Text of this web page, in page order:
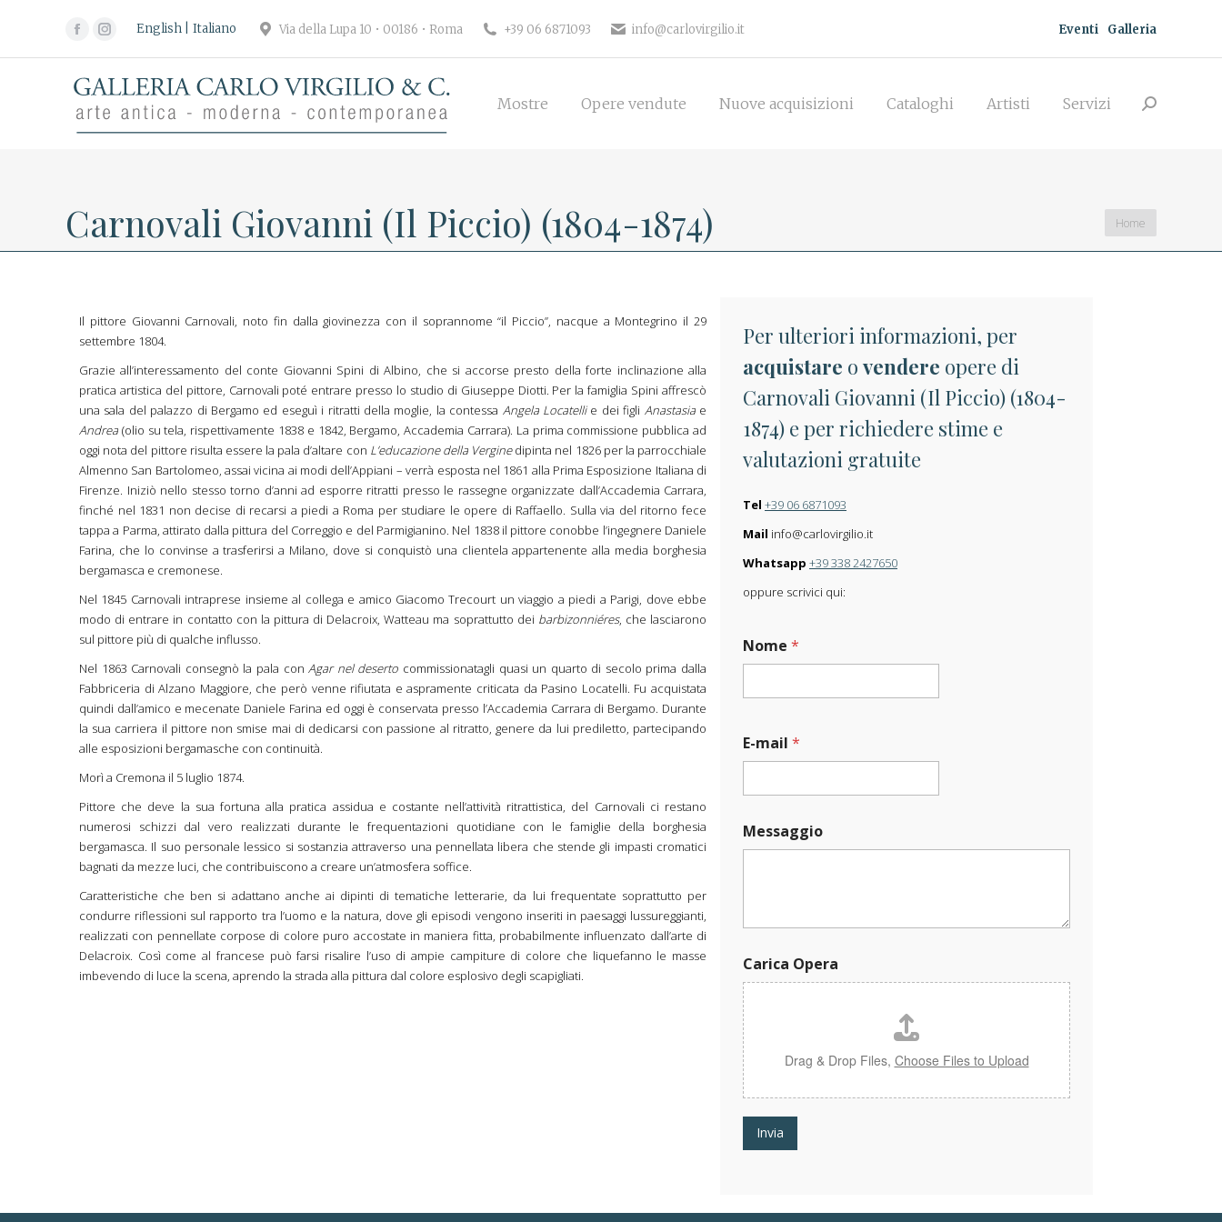
Facebook
page
opens
in
new
Instagram
page
opens
in
new
English Italiano Via della Lupa 10 • 00186 • Roma +39 06 6871093 info@carlovirgilio.it Eventi Galleria
Mostre Opere vendute Nuove acquisizioni Cataloghi Artisti Servizi Search:
Carnovali Giovanni (Il Piccio) (1804-1874) You are here:
Home
Il pittore Giovanni Carnovali, noto fin dalla giovinezza con il soprannome “il Piccio”, nacque a Montegrino il 29
settembre 1804.
Grazie all’interessamento del conte Giovanni Spini di Albino, che si accorse presto della forte inclinazione alla
pratica artistica del pittore, Carnovali poté entrare presso lo studio di Giuseppe Diotti. Per la famiglia Spini affrescò
una sala del palazzo di Bergamo ed eseguì i ritratti della moglie, la contessa Angela Locatellie dei figli Anastasiae
Andrea (olio su tela, rispettivamente 1838 e 1842, Bergamo, Accademia Carrara). La prima commissione pubblica ad
oggi nota del pittore risulta essere la pala d’altare con L’educazione della Verginedipinta nel 1826 per la parrocchiale
Almenno San Bartolomeo, assai vicina ai modi dell’Appiani – verrà esposta nel 1861 alla Prima Esposizione Italiana di
Firenze. Iniziò nello stesso torno d’anni ad esporre ritratti presso le rassegne organizzate dall’Accademia Carrara,
finché nel 1831 non decise di recarsi a piedi a Roma per studiare le opere di Raffaello. Sulla via del ritorno fece
tappa a Parma, attirato dalla pittura del Correggio e del Parmigianino. Nel 1838 il pittore conobbe l’ingegnere Daniele
Farina, che lo convinse a trasferirsi a Milano, dove si conquistò una clientela appartenente alla media borghesia
bergamasca e cremonese.
Nel 1845 Carnovali intraprese insieme al collega e amico Giacomo Trecourt un viaggio a piedi a Parigi, dove ebbe
modo di entrare in contatto con la pittura di Delacroix, Watteau ma soprattutto dei barbizonniéres, che lasciarono
sul pittore più di qualche influsso.
Nel 1863 Carnovali consegnò la pala conAgar nel deserto commissionatagli quasi un quarto di secolo prima dalla
Fabbriceria di Alzano Maggiore, che però venne rifiutata e aspramente criticata da Pasino Locatelli. Fu acquistata
quindi dall’amico e mecenate Daniele Farina ed oggi è conservata presso l’Accademia Carrara di Bergamo. Durante
la sua carriera il pittore non smise mai di dedicarsi con passione al ritratto, genere da lui prediletto, partecipando
alle esposizioni bergamasche con continuità.
Morì a Cremona il 5 luglio 1874.
Pittore che deve la sua fortuna alla pratica assidua e costante nell’attività ritrattistica, del Carnovali ci restano
numerosi schizzi dal vero realizzati durante le frequentazioni quotidiane con le famiglie della borghesia
bergamasca. Il suo personale lessico si sostanzia attraverso una pennellata libera che stende gli impasti cromatici
bagnati da mezze luci, che contribuiscono a creare un’atmosfera soffice.
Caratteristiche che ben si adattano anche ai dipinti di tematiche letterarie, da lui frequentate soprattutto per
condurre riflessioni sul rapporto tra l’uomo e la natura, dove gli episodi vengono inseriti in paesaggi lussureggianti,
realizzati con pennellate corpose di colore puro accostate in maniera fitta, probabilmente influenzato dall’arte di
Delacroix. Così come al francese può farsi risalire l’uso di ampie campiture di colore che liquefanno le masse
imbevendo di luce la scena, aprendo la strada alla pittura dal colore esplosivo degli scapigliati.
Per ulteriori informazioni, per
acquistare o vendere opere di
Carnovali Giovanni (Il Piccio) (1804-
1874) e per richiedere stime e
valutazioni gratuite
Tel +39 06 6871093
Mail info@carlovirgilio.it
Whatsapp +39 338 2427650
oppure scrivici qui:
p
e
a
M
e
g
g
i
Nome *
E-mail *
Messaggio
Carica Opera
Drag & Drop Files, Choose Files to Upload
Invia